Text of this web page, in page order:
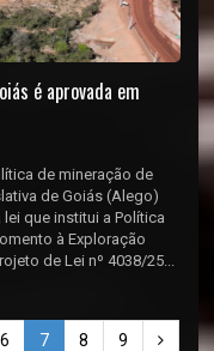
é aprovada em
de mineração de
de Goiás (Alego)
que institui a Política
à Exploração
de Lei nº 4038/25...
6 7 8 9